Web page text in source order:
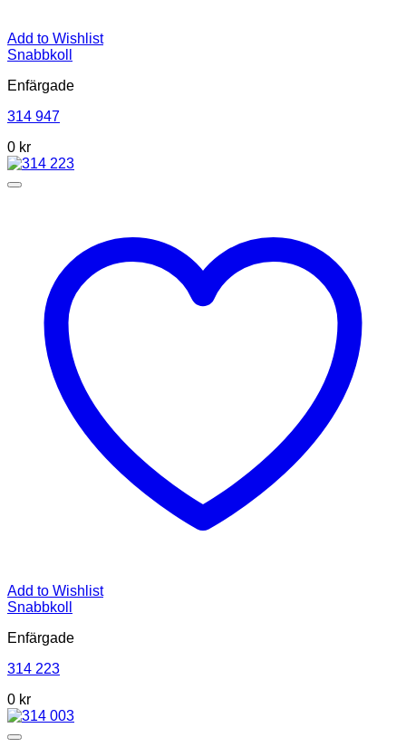
Add to Wishlist
Snabbkoll
Enfärgade
314 947
0 kr
Add to Wishlist
Snabbkoll
Enfärgade
314 223
0 kr